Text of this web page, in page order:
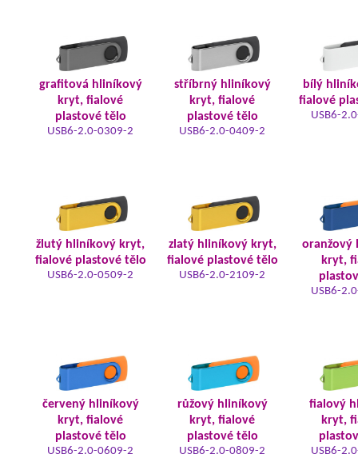
grafitová hliníkový
kryt, fialové
plastové tělo
USB6-2.0-0309-2
stříbrný hliníkový
kryt, fialové
plastové tělo
USB6-2.0-0409-2
bílý
fialové
USB6-
žlutý hliníkový kryt,
fialové plastové tělo
USB6-2.0-0509-2
zlatý hliníkový kryt,
fialové plastové tělo
USB6-2.0-2109-2
oranžový
kryt,
USB6-
červený hliníkový
kryt, fialové
plastové tělo
USB6-2.0-0609-2
růžový hliníkový
kryt, fialové
plastové tělo
USB6-2.0-0809-2
fialový
kryt,
USB6-